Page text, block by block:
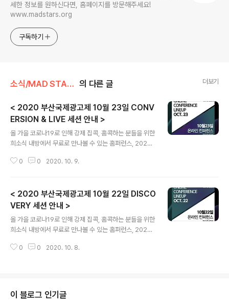
세한 정보를 원하신다면, 홈페이지를 방문해주세요!
www.madstars.org
구독하기
소식/MAD STARS 소식 의 다른 글 더보기
< 2020 부산국제광고제 10월 23일 CONV
ERSION & LIVE 세션 안내 >
올 가을 코로나19로 인해 강제 집콕, 홈콕하는 분들을 위한
희소식 내방에서 무료로 만나볼 수 있는 홈퍼런스, 2020
라인으로 오픈됩니다. 부산국제광고제의 무료 컨퍼런스 정
대해 알려드리고자 합니다! # ConversionSession Co
nversion Broke as Hell? Get Creative AF. 완전 빈
털터리라고? 창의력을 키워봐 Hira Mohibullah Executi
ve Creative Director BBDO Pakistan Enhancing
Locations with AR 증강현실을 이용한 공간 확대 Luke
..
0 0 2020. 10. 9.
< 2020 부산국제광고제 10월 22일 DISCO
VERY 세션 안내 >
올 가을 코로나19로 인해 강제 집콕, 홈콕하는 분들을 위한
희소식 내방에서 무료로 만나볼 수 있는 홈퍼런스, 2020
라인으로 오픈됩니다. 부산국제광고제의 무료 컨퍼런스 정
ry The Brands Saving the World 세상을 구하는 브랜
드 John Ford Founder & CEO The One Centre Th
0 0 2020. 10. 8.
이 블로그 인기글